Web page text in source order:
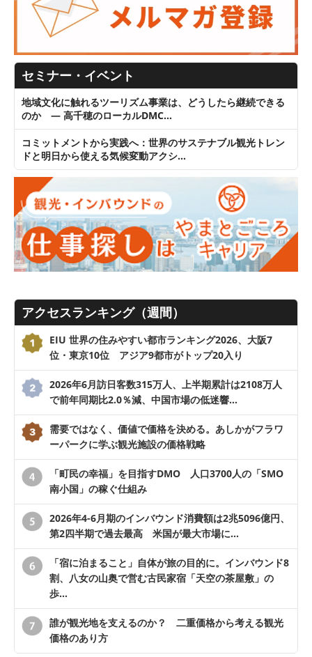
セミナー・イベント
地域文化に触れるツーリズム事業は、どうしたら継続できる
のか ― 高千穂のローカルDMC…
コミットメントから実践へ：世界のサステナブル観光トレン
ドと明日から使える気候変動アクシ…
アクセスランキング（週間）
EIU 世界の住みやすい都市ランキング2026、大阪7
位・東京10位 アジア9都市がトップ20入り
2026年6月訪日客数315万人、上半期累計は2108万人
で前年同期比2.0％減、中国市場の低迷響…
需要ではなく、価値で価格を決める。あしかがフラワ
ーパークに学ぶ観光施設の価格戦略
「町民の幸福」を目指すDMO 人口3700人の「SMO
南小国」の稼ぐ仕組み
2026年4-6月期のインバウンド消費額は2兆5096億円、
第2四半期で過去最高 米国が最大市場に…
「宿に泊まること」自体が旅の目的に。インバウンド8
割、八女の山奥で営む古民家宿「天空の茶屋敷」の
歩…
誰が観光地を支えるのか？ 二重価格から考える観光
価格のあり方